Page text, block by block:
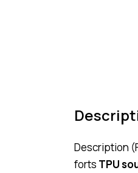
Description
forts TPU